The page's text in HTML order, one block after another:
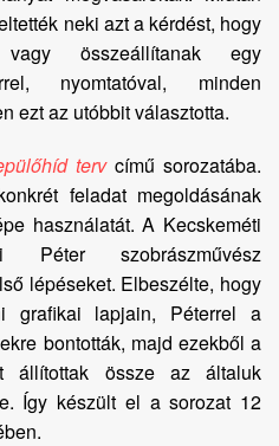
neki azt a kérdést, hogy
vagy összeállítanak egy
nyomtatóval, minden
ezt az utóbbit választotta.
tervcímű sorozatába.
feladat megoldásának
használatát. A Kecskeméti
Péter szobrászművész
lépéseket. Elbeszélte, hogy
grafikai lapjain, Péterrel a
bontották, majd ezekből a
állítottak össze az általuk
Így készült el a sorozat 12